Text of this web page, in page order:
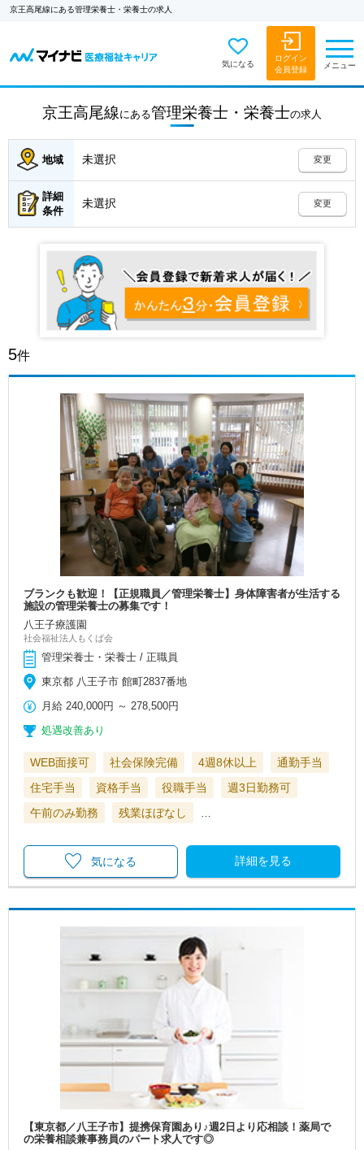
京王高尾線にある管理栄養士・栄養士の求人
気になる
ログイン
会員登録
メニュー
京王高尾線 にある管理栄養士・栄養士の求人
地域 未選択 変更
詳細
条件
未選択 変更
5件
ブランクも歓迎！【正規職員／管理栄養士】身体障害者が生活する
施設の管理栄養士の募集です！
八王子療護園
社会福祉法人もくば会
管理栄養士・栄養士 / 正職員
東京都 八王子市 館町2837番地
月給 240,000円 ～ 278,500円
処遇改善あり
WEB面接可 社会保険完備 4週8休以上
通勤手当
住宅手当
資格手当 役職手当
週3日勤務可
午前のみ勤務
残業ほぼなし
詳細を見る
気になる
【東京都／八王子市】提携保育園あり♪週2日より応相談！薬局で
の栄養相談兼事務員のパート求人です◎